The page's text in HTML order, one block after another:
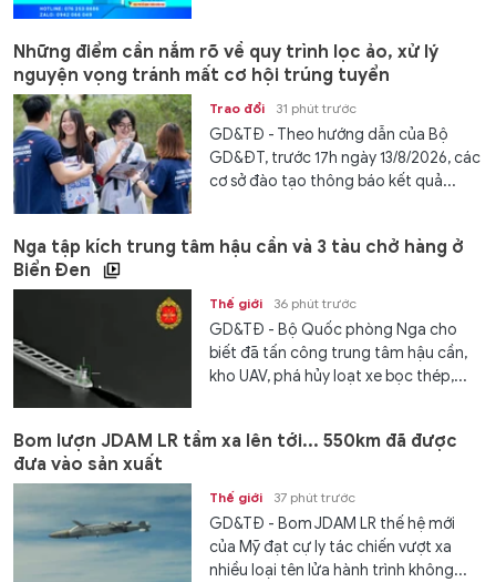
Những điểm cần nắm rõ về quy trình lọc ảo, xử lý
nguyện vọng tránh mất cơ hội trúng tuyển
Trao đổi 31 phút trước
GD&TĐ - Theo hướng dẫn của Bộ
GD&ĐT, trước 17h ngày 13/8/2026, các
cơ sở đào tạo thông báo kết quả...
Nga tập kích trung tâm hậu cần và 3 tàu chở hàng ở
Biển Đen
Thế giới 36 phút trước
GD&TĐ - Bộ Quốc phòng Nga cho
biết đã tấn công trung tâm hậu cần,
kho UAV, phá hủy loạt xe bọc thép,...
Bom lượn JDAM LR tầm xa lên tới... 550km đã được
đưa vào sản xuất
Thế giới 37 phút trước
GD&TĐ - Bom JDAM LR thế hệ mới
của Mỹ đạt cự ly tác chiến vượt xa
nhiều loại tên lửa hành trình không...